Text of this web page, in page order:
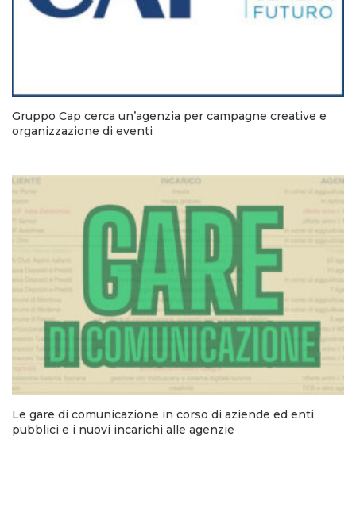
Gruppo Cap cerca un’agenzia per campagne creative e
organizzazione di eventi
Le gare di comunicazione in corso di aziende ed enti
pubblici e i nuovi incarichi alle agenzie